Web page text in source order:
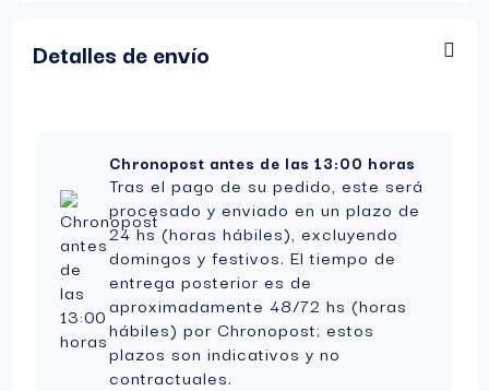
Detalles de envío
Chronopost antes de las 13:00 horas
Tras el pago de su pedido, este será
procesado y enviado en un plazo de
24 hs (horas hábiles), excluyendo
domingos y festivos. El tiempo de
entrega posterior es de
aproximadamente 48/72 hs (horas
hábiles) por Chronopost; estos
plazos son indicativos y no
contractuales.